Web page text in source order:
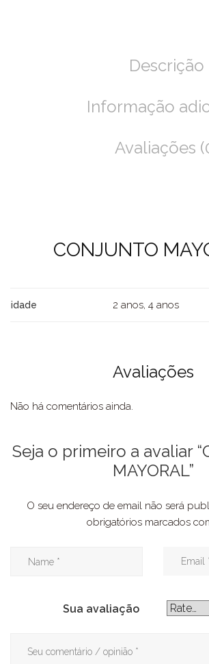
Descrição
Informação
Avaliações
CONJUNTO
idade 2 anos, 4 anos
Avaliações
Não há comentários ainda.
Seja o primeiro a avaliar
MAYORAL”
O seu endereço de email não será
obrigatórios marcados
Sua avaliação